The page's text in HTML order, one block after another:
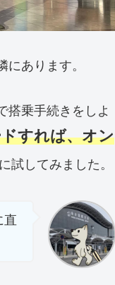
あります。
搭乗手続きをしよ
すれば、オン
試してみました。
直